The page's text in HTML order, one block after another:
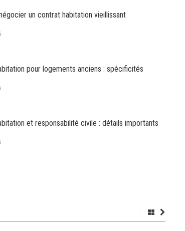
un contrat habitation vieillissant
pour logements anciens : spécificités
et responsabilité civile : détails importants